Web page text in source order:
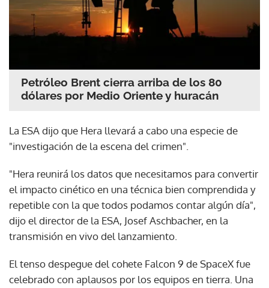
Petróleo Brent cierra arriba de los 80
dólares por Medio Oriente y huracán
La ESA dijo que Hera llevará a cabo una especie de
"investigación de la escena del crimen".
"Hera reunirá los datos que necesitamos para convertir
el impacto cinético en una técnica bien comprendida y
repetible con la que todos podamos contar algún día",
dijo el director de la ESA, Josef Aschbacher, en la
transmisión en vivo del lanzamiento.
El tenso despegue del cohete Falcon 9 de SpaceX fue
celebrado con aplausos por los equipos en tierra. Una